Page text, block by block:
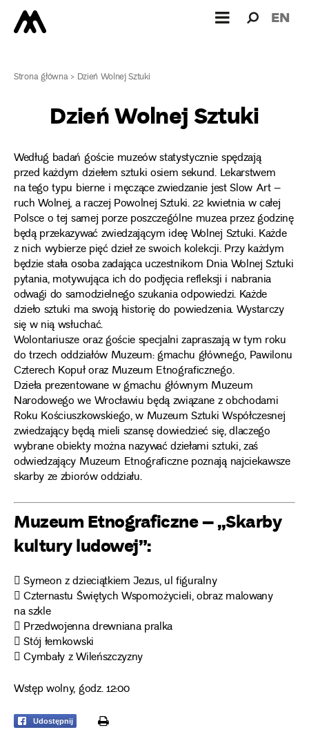
dla: EN
Strona główna> Dzień Wolnej Sztuki
Dzień Wolnej Sztuki
Według badań goście muzeów statystycznie spędzają
przed każdym dziełem sztuki osiem sekund. Lekarstwem
na tego typu bierne i męczące zwiedzanie jest Slow Art –
ruch Wolnej, a raczej Powolnej Sztuki. 22 kwietnia w całej
Polsce o tej samej porze poszczególne muzea przez godzinę
będą przekazywać zwiedzającym ideę Wolnej Sztuki. Każde
z nich wybierze pięć dzieł ze swoich kolekcji. Przy każdym
będzie stała osoba zadająca uczestnikom Dnia Wolnej Sztuki
pytania, motywująca ich do podjęcia refleksji i nabrania
odwagi do samodzielnego szukania odpowiedzi. Każde
dzieło sztuki ma swoją historię do powiedzenia. Wystarczy
się w nią wsłuchać.
Wolontariusze oraz goście specjalni zapraszają w tym roku
do trzech oddziałów Muzeum: gmachu głównego, Pawilonu
Czterech Kopuł oraz Muzeum Etnograficznego.
Dzieła prezentowane w gmachu głównym Muzeum
Narodowego we Wrocławiu będą związane z obchodami
Roku Kościuszkowskiego, w Muzeum Sztuki Współczesnej
zwiedzający będą mieli szansę dowiedzieć się, dlaczego
wybrane obiekty można nazywać dziełami sztuki, zaś
odwiedzający Muzeum Etnograficzne poznają najciekawsze
skarby ze zbiorów oddziału.
Muzeum Etnograficzne – „Skarby
kultury ludowej”:
 Symeon z dzieciątkiem Jezus, ul figuralny
 Czternastu Świętych Wspomożycieli, obraz malowany
na szkle
 Przedwojenna drewniana pralka
 Stój łemkowski
 Cymbały z Wileńszczyzny
Wstęp wolny, godz. 12:00
Udostępnij print